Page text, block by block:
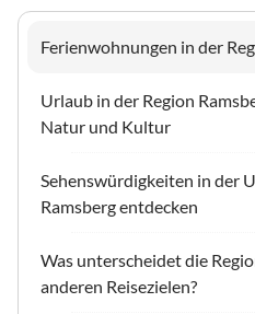
Ferienwohnungen in der
Urlaub in der Region
Natur und Kultur
Sehenswürdigkeiten in der
Ramsberg entdecken
Was unterscheidet die
anderen Reisezielen?